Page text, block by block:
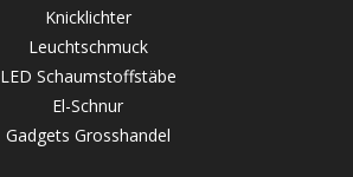
Knicklichter
Leuchtschmuck
LED Schaumstoffstäbe
El-Schnur
Gadgets Grosshandel